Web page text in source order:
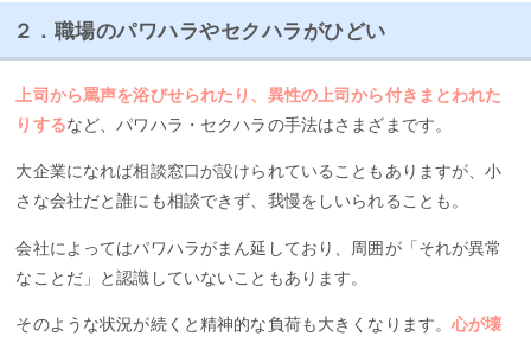
２．職場のパワハラやセクハラがひどい
上司から罵声を浴びせられたり、異性の上司から付きまとわれた
りするなど、パワハラ・セクハラの手法はさまざまです。
大企業になれば相談窓口が設けられていることもありますが、小
さな会社だと誰にも相談できず、我慢をしいられることも。
会社によってはパワハラがまん延しており、周囲が「それが異常
なことだ」と認識していないこともあります。
そのような状況が続くと精神的な負荷も大きくなります。心が壊